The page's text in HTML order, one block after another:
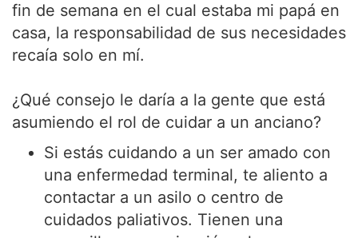
fin de semana en el cual estaba mi papá en
casa, la responsabilidad de sus necesidades
recaía solo en mí.
¿Qué consejo le daría a la gente que está
asumiendo el rol de cuidar a un anciano?
Si estás cuidando a un ser amado con
una enfermedad terminal, te aliento a
contactar a un asilo o centro de
cuidados paliativos. Tienen una